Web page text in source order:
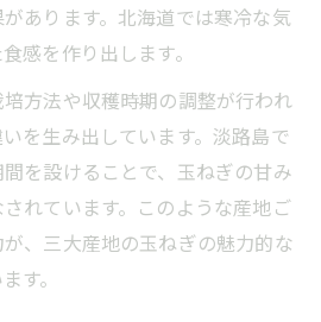
あります。北海道では寒冷な気
感を作り出します。
方法や収穫時期の調整が行われ
を生み出しています。淡路島で
を設けることで、玉ねぎの甘み
れています。このような産地ご
、三大産地の玉ねぎの魅力的な
す。